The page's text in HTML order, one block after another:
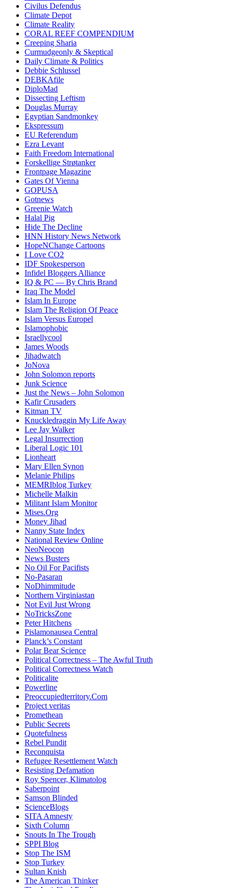
Civilus Defendus
Climate Depot
Climate Reality
CORAL REEF COMPENDIUM
Creeping Sharia
Curmudgeonly & Skeptical
Daily Climate & Politics
Debbie Schlussel
DEBKAfile
DiploMad
Dissecting Leftism
Douglas Murray
Egyptian Sandmonkey
Ekspressum
EU Referendum
Ezra Levant
Faith Freedom International
Forskellige Strøtanker
Frontpage Magazine
Gates Of Vienna
GOPUSA
Gotnews
Greenie Watch
Halal Pig
Hide The Decline
HNN History News Network
HopeNChange Cartoons
I Love CO2
IDF Spokesperson
Infidel Bloggers Alliance
IQ & PC — By Chris Brand
Iraq The Model
Islam In Europe
Islam The Religion Of Peace
Islam Versus Europel
Islamophobic
Israellycool
James Woods
Jihadwatch
JoNova
John Solomon reports
Junk Science
Just the News – John Solomon
Kafir Crusaders
Kitman TV
Knuckledraggin My Life Away
Lee Jay Walker
Legal Insurrection
Liberal Logic 101
Lionheart
Mary Ellen Synon
Melanie Philips
MEMRIblog Turkey
Michelle Malkin
Militant Islam Monitor
Mises.Org
Money Jihad
Nanny State Index
National Review Online
NeoNeocon
News Busters
No Oil For Pacifists
No-Pasaran
NoDhimmitude
Northern Virginiastan
Not Evil Just Wrong
NoTricksZone
Peter Hitchens
Pislamonausea Central
Planck’s Constant
Polar Bear Science
Political Correctness – The Awful Truth
Political Correctness Watch
Politicalite
Powerline
Preoccupiedterritory.Com
Project veritas
Promethean
Public Secrets
Quotefulness
Rebel Pundit
Reconquista
Refugee Resettlement Watch
Resisting Defamation
Roy Spencer, Klimatolog
Saberpoint
Samson Blinded
ScienceBlogs
SITA Amnesty
Sixth Column
Snouts In The Trough
SPPI Blog
Stop The ISM
Stop Turkey
Sultan Knish
The American Thinker